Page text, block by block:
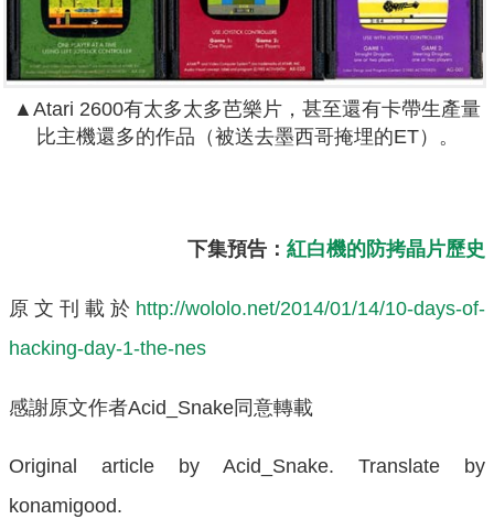
▲Atari 2600有太多太多芭樂片，甚至還有卡帶生產量
比主機還多的作品（被送去墨西哥掩埋的ET）。
下集預告： 紅白機的防拷晶片歷史
原文刊載於 http://wololo.net/2014/01/14/10-days-of-
hacking-day-1-the-nes
感謝原文作者Acid_Snake同意轉載
Original article by Acid_Snake. Translate by
konamigood.